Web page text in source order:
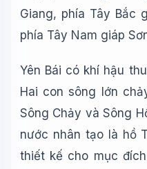
Giang, phía Tây Bắc
phía Tây Nam giáp
Yên Bái có khí hậu
Hai con sông lớn
Sông Chảy và Sông
nước nhân tạo là hồ
thiết kế cho mục